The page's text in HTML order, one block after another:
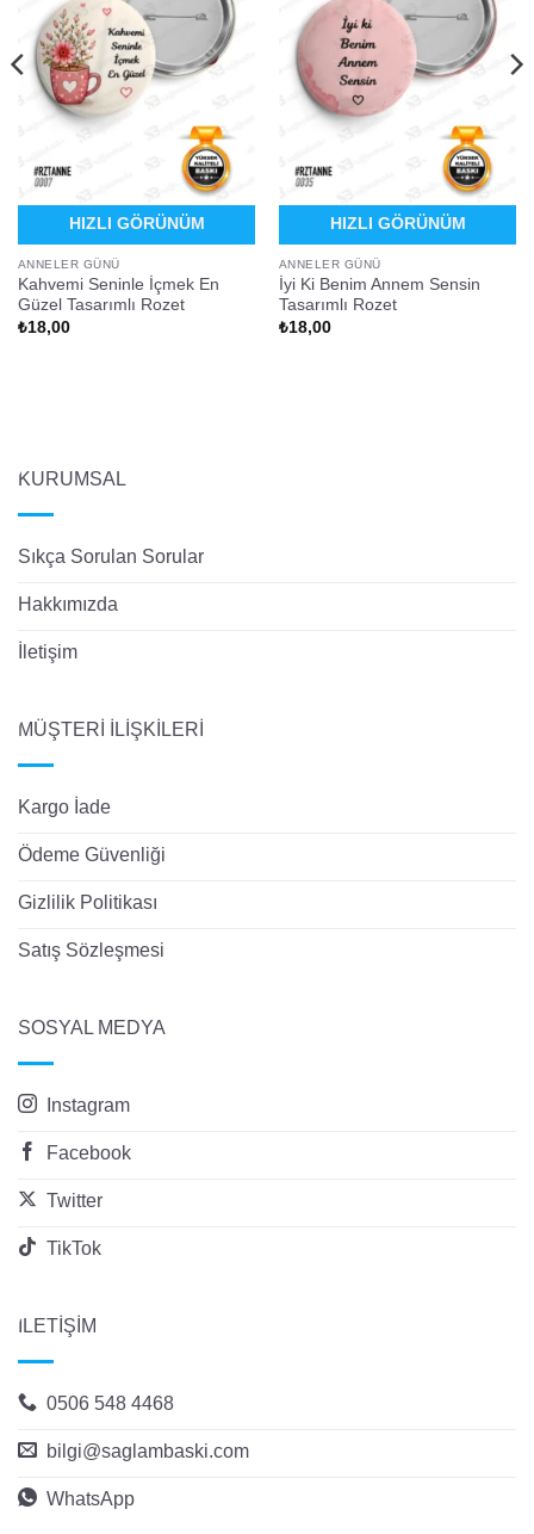
HIZLI GÖRÜNÜM
ANNELER GÜNÜ
Kahvemi Seninle İçmek En
Güzel Tasarımlı Rozet
₺18,00
HIZLI GÖRÜNÜM
ANNELER GÜNÜ
İyi Ki Benim Annem Sensin
Tasarımlı Rozet
₺18,00
KURUMSAL
Sıkça Sorulan Sorular
Hakkımızda
İletişim
MÜŞTERİ İLİŞKİLERİ
Kargo İade
Ödeme Güvenliği
Gizlilik Politikası
Satış Sözleşmesi
SOSYAL MEDYA
Instagram
Facebook
Twitter
TikTok
İLETİŞİM
0506 548 4468
bilgi@saglambaski.com
WhatsApp